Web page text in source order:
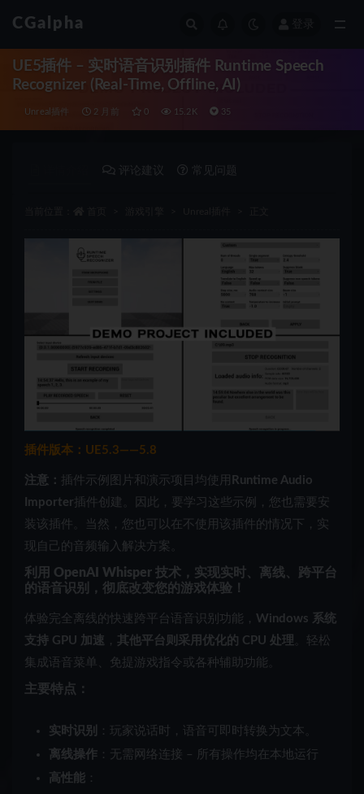
CGalpha
UE5插件 – 实时语音识别插件 Runtime Speech
Recognizer (Real-Time, Offline, AI)
Unreal插件 2 月前 0 15.2K 35
评论建议 常见问题
插件版本：UE5.3——5.8
注意： 插件示例图片和演示项目均使用 Runtime Audio
Importer 插件创建。因此，要学习这些示例，您也需要安
装该插件。当然，您也可以在不使用该插件的情况下，实
现自己的音频输入解决方案。
利用 OpenAI Whisper 技术，实现实时、离线、
跨平台
的语音识别，彻底改变您的游戏体验！
体验完全离线的快速跨平台语音识别功能， Windows 系统
支持 GPU 加速 ， 其他平台则采用优化的 CPU 处理 。轻松
集成语音菜单、免提游戏指令或各种辅助功能。
主要特点：
实时识别
：玩家说话时，语音可即时转换为文本。
离线操作 ：无需网络连接 – 所有操作均在本地运行
高性能 ：